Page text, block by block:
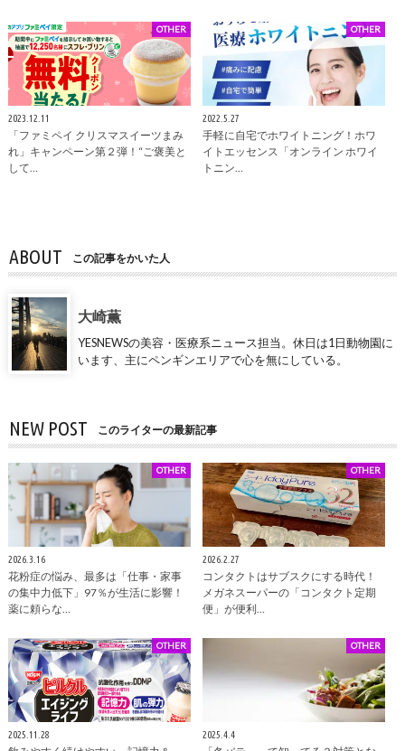
OTHER
2023.12.11
「ファミペイ クリスマスイーツまみ
れ」キャンペーン第２弾！“ご褒美と
して…
OTHER
2022.5.27
手軽に自宅でホワイトニング！ホワ
イトエッセンス「オンライン ホワイ
トニン…
ABOUT この記事をかいた人
大崎薫
YESNEWSの美容・医療系ニュース担当。休日は1日動物園に
います、主にペンギンエリアで心を無にしている。
NEW POST このライターの最新記事
OTHER
2026.3.16
花粉症の悩み、最多は「仕事・家事
の集中力低下」97％が生活に影響！
薬に頼らな…
OTHER
2026.2.27
コンタクトはサブスクにする時代！
メガネスーパーの「コンタクト定期
便」が便利…
OTHER
2025.11.28
OTHER
2025.4.4